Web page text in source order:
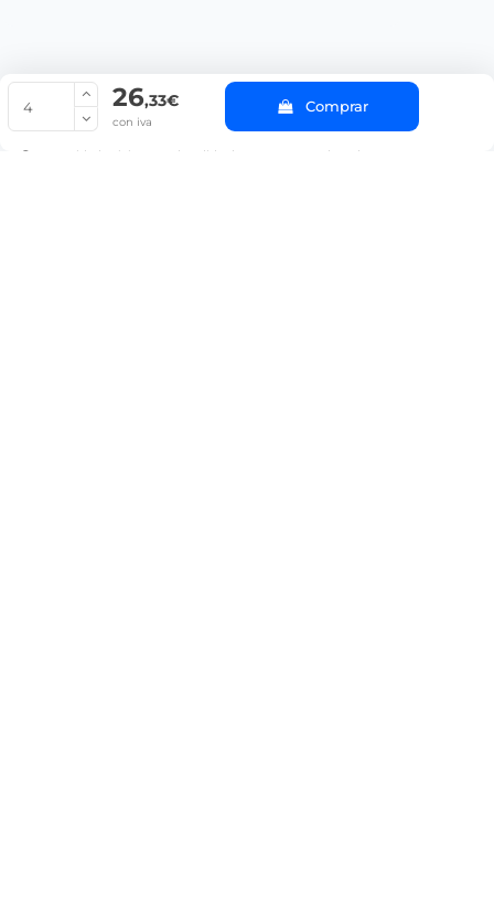
26,33€
con iva
Comprar
La cantidad mínima en el pedido de compra para el producto es 4.
© Copyright 2022 PepeBar.com |
Aviso legal y
Condiciones generales de compra |
Blog